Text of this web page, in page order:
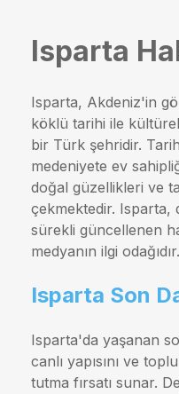
Isparta
Isparta, Akdeniz'in
köklü tarihi ile
bir Türk şehridir.
medeniyete ev
doğal güzellikleri ve
çekmektedir. Isparta,
sürekli güncellenen
medyanın ilgi odağıdır.
Isparta Son
Isparta'da yaşanan
canlı yapısını ve
tutma fırsatı sunar.